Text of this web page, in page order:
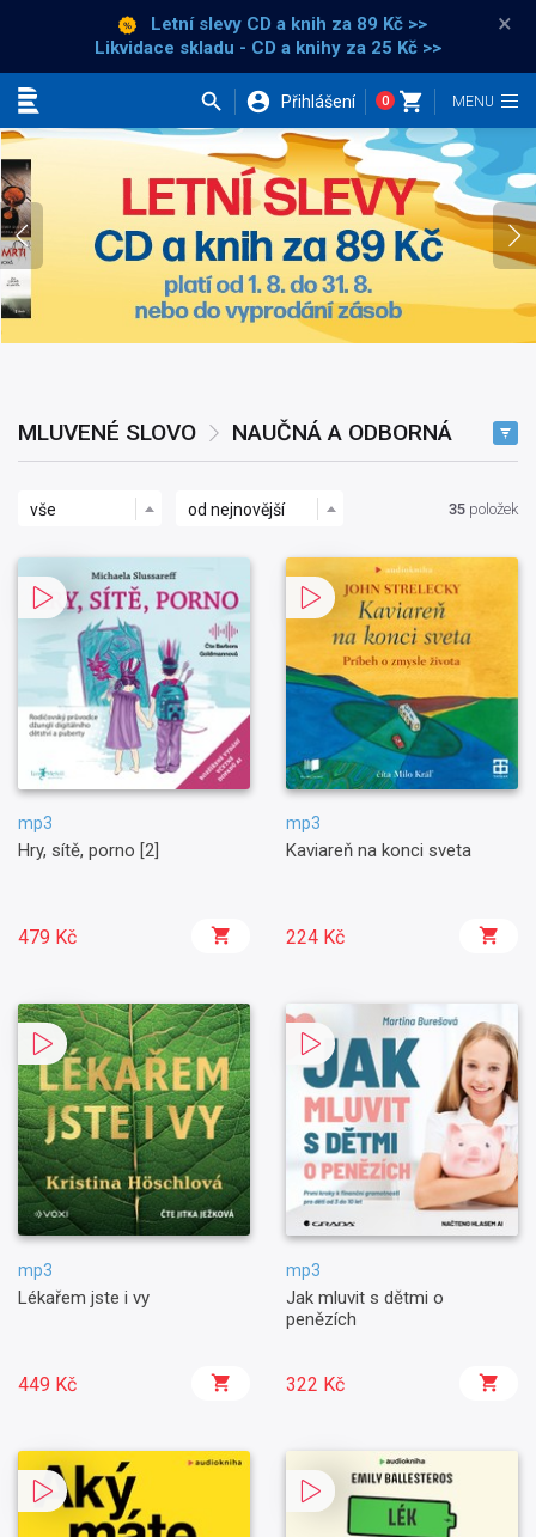
Letní slevy CD a knih za 89 Kč >>
Likvidace skladu - CD a knihy za 25 Kč >>
×
Přihlášení 0
Kategorie
slevy CD
MLUVENÉ SLOVO NAUČNÁ A ODBORNÁ
vše od nejnovější 35 položek
mp3
Hry, sítě, porno [2]
479 Kč
mp3
Kaviareň na konci sveta
224 Kč
mp3
Lékařem jste i vy
449 Kč
mp3
Jak mluvit s dětmi o
penězích
322 Kč